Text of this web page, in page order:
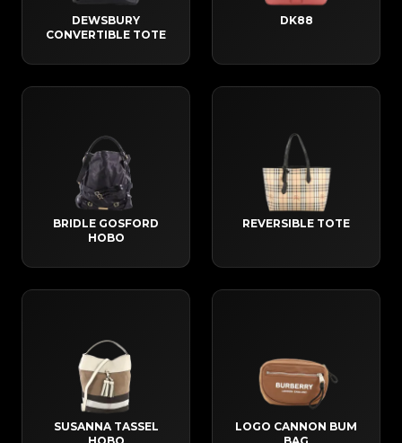
DEWSBURY
CONVERTIBLE TOTE
DK88
BRIDLE GOSFORD
HOBO
REVERSIBLE TOTE
SUSANNA TASSEL
LOGO CANNON BUM